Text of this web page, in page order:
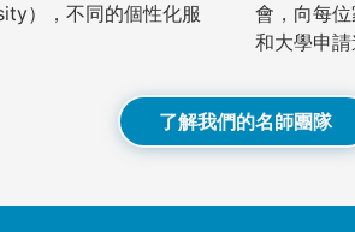
），不同的個性化服
會，向每
和大學申
了解我們的名師團隊